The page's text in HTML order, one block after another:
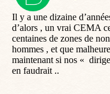
Il y a une dizaine
d’alors , un vrai CEMA
centaines de zones de
hommes , et que
maintenant si nos «
en faudrait ..